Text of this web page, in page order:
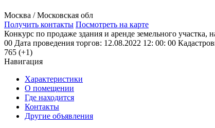
Москва / Московская обл
Получить контакты Посмотреть на карте
Конкурс по продаже здания и аренде земельного
00 Дата проведения торгов: 12.08.2022 12: 00: 00
765 (+1)
Навигация
Характеристики
О помещении
Где находится
Контакты
Другие объявления